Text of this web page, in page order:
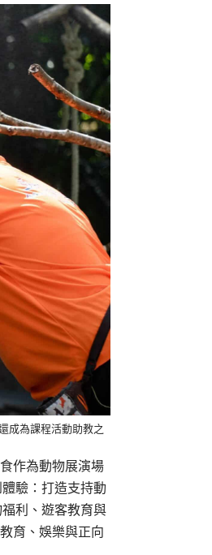
成為課程活動助教之
作為動物展演場
驗：打造支持動
利、遊客教育與
育、娛樂與正向